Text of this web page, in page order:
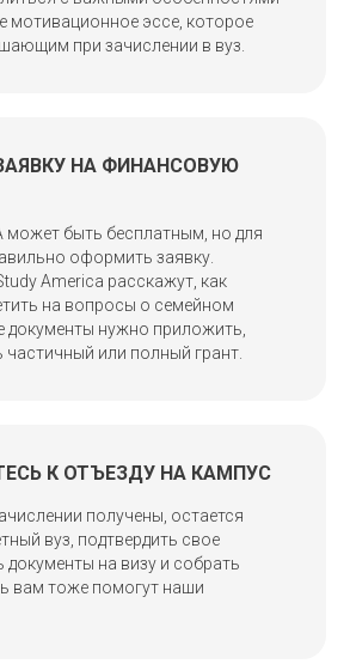
мотивационное эссе, которое
при зачислении в вуз.
НА ФИНАНСОВУЮ
может быть бесплатным, но для
оформить заявку.
America расскажут, как
на вопросы о семейном
документы нужно приложить,
частичный или полный грант.
К ОТЪЕЗДУ НА КАМПУС
получены, остается
вуз, подтвердить свое
документы на визу и собрать
вам тоже помогут наши